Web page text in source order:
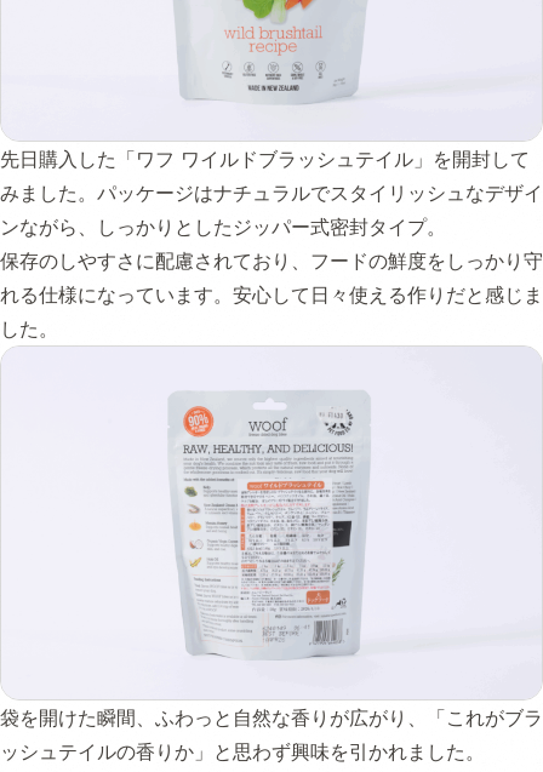
先日購入した「ワフ ワイルドブラッシュテイル」を開封して
みました。パッケージはナチュラルでスタイリッシュなデザイ
ンながら、しっかりとしたジッパー式密封タイプ。
保存のしやすさに配慮されており、フードの鮮度をしっかり守
れる仕様になっています。安心して日々使える作りだと感じま
した。
袋を開けた瞬間、ふわっと自然な香りが広がり、「これがブラ
ッシュテイルの香りか」と思わず興味を引かれました。